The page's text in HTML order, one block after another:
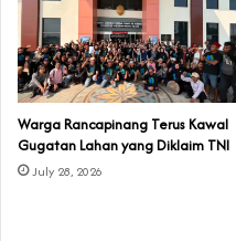
‎Warga Rancapinang Terus Kawal
Gugatan Lahan yang Diklaim TNI‎‎
July 28, 2026